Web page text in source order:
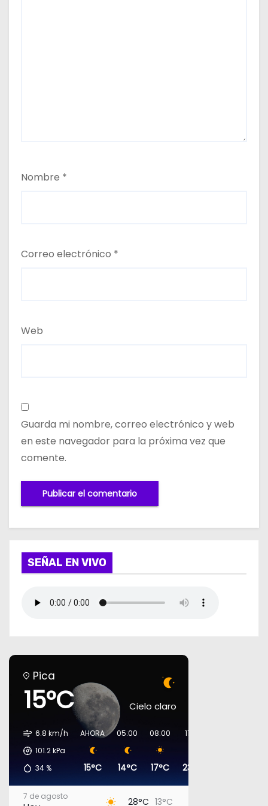
Nombre *
Correo electrónico *
Web
Guarda mi nombre, correo electrónico y web
en este navegador para la próxima vez que
comente.
SEÑAL EN VIVO
Pica
15°C Cielo claro
6.8 km/h
101.2kPa
34 %
AHORA
15°C
05:00
14°C
08:00
17°C
11:00
23°C
7 de agosto 28°C 13°C